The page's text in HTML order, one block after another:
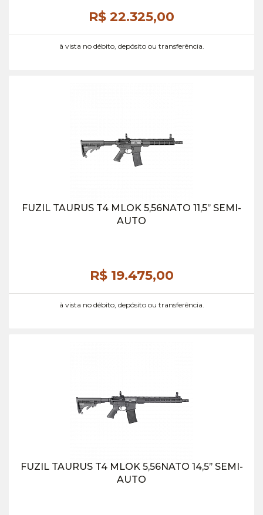
R$ 22.325,00
à vista no débito, depósito ou transferência.
FUZIL TAURUS T4 MLOK 5,56NATO 11,5’’ SEMI-
AUTO
R$ 19.475,00
à vista no débito, depósito ou transferência.
FUZIL TAURUS T4 MLOK 5,56NATO 14,5’’ SEMI-
AUTO